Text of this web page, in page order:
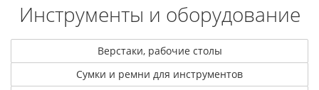
Инструменты и оборудование
Верстаки, рабочие столы
Сумки и ремни для инструментов